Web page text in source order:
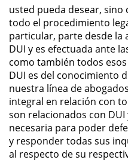
Públicos
Ajena
Delitos de
usted pueda desear,
todo el procedimiento
particular, parte desde la
DUI y es efectuada ante
como también todos
DUI es del conocimiento
nuestra línea de
integral en relación con
son relacionados con
necesaria para poder
y responder todas sus
al respecto de su